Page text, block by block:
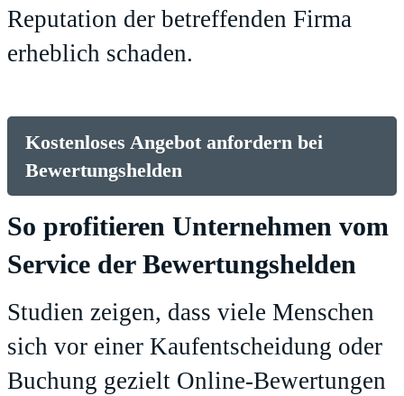
Reputation der betreffenden Firma
erheblich schaden.
Kostenloses Angebot anfordern bei
Bewertungshelden
So profitieren Unternehmen vom
Service der Bewertungshelden
Studien zeigen, dass viele Menschen
sich vor einer Kaufentscheidung oder
Buchung gezielt Online-Bewertungen